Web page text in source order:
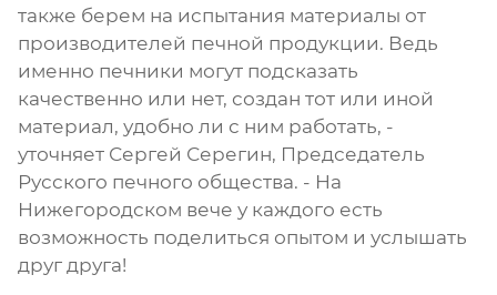
также берем на испытания материалы от
производителей печной продукции. Ведь
именно печники могут подсказать
качественно или нет, создан тот или иной
материал, удобно ли с ним работать, -
уточняет Сергей Серегин, Председатель
Русского печного общества. - На
Нижегородском вече у каждого есть
возможность поделиться опытом и услышать
друг друга!